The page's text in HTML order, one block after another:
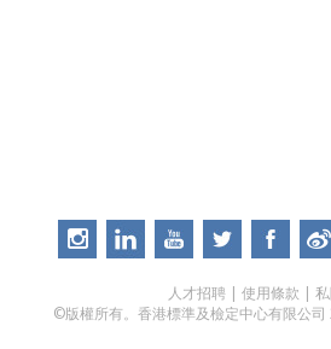
人才招聘 | 使用條款 |
©版權所有。香港標準及檢定中心有限公司